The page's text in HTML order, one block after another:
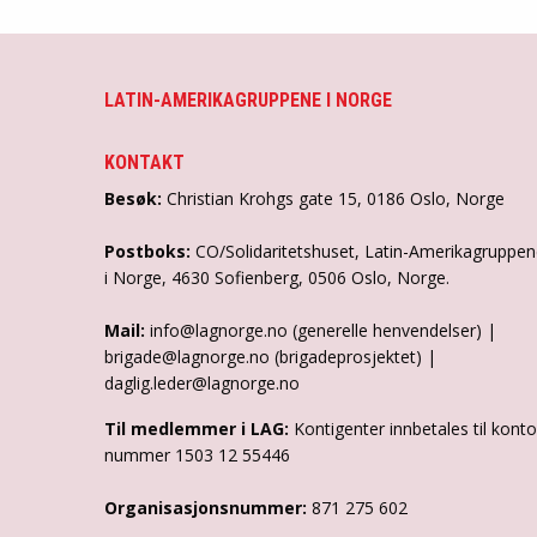
LATIN-AMERIKAGRUPPENE I NORGE
KONTAKT
Besøk: Christian Krohgs gate 15, 0186 Oslo, Norge
Postboks: CO/Solidaritetshuset, Latin-
i Norge, 4630 Sofienberg, 0506 Oslo, Norge.
Mail: info@lagnorge.no (generelle henvendelser) |
brigade@lagnorge.no (brigadeprosjektet) |
daglig.leder@lagnorge.no
Til medlemmer i LAG: Kontigenter innbetales til konto
nummer 1503 12 55446
Organisasjonsnummer: 871 275 602